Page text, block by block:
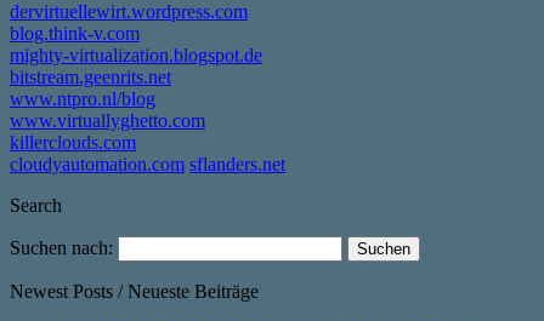
dervirtuellewirt.wordpress.com
blog.think-v.com
mighty-virtualization.blogspot.de
bitstream.geenrits.net
www.ntpro.nl/blog
www.virtuallyghetto.com
killerclouds.com
cloudyautomation.com sflanders.net
Search
Suchen nach:
Newest Posts / Neueste Beiträge